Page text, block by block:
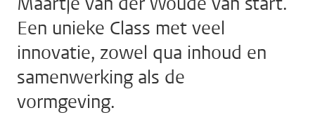
Een unieke Class met veel
innovatie, zowel qua inhoud en
samenwerking als de
vormgeving.